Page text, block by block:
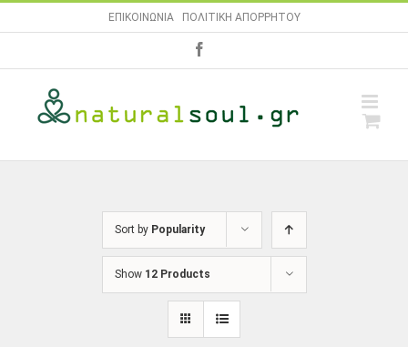
to
ΕΠΙΚΟΙΝΩΝΙΑ| ΠΟΛΙΤΙΚΗ ΑΠΟΡΡΗΤΟΥ
Sort by Popularity
Show 12 Products